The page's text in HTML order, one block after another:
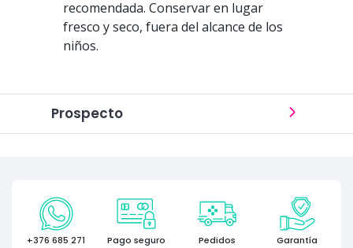
recomendada. Conservar en lugar
fresco y seco, fuera del alcance de los
niños.
Prospecto
+376 685 271 Pago seguro Pedidos Garantía